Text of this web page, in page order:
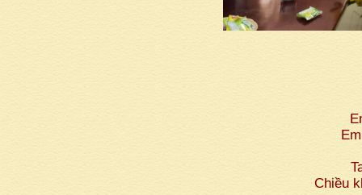
Chiều